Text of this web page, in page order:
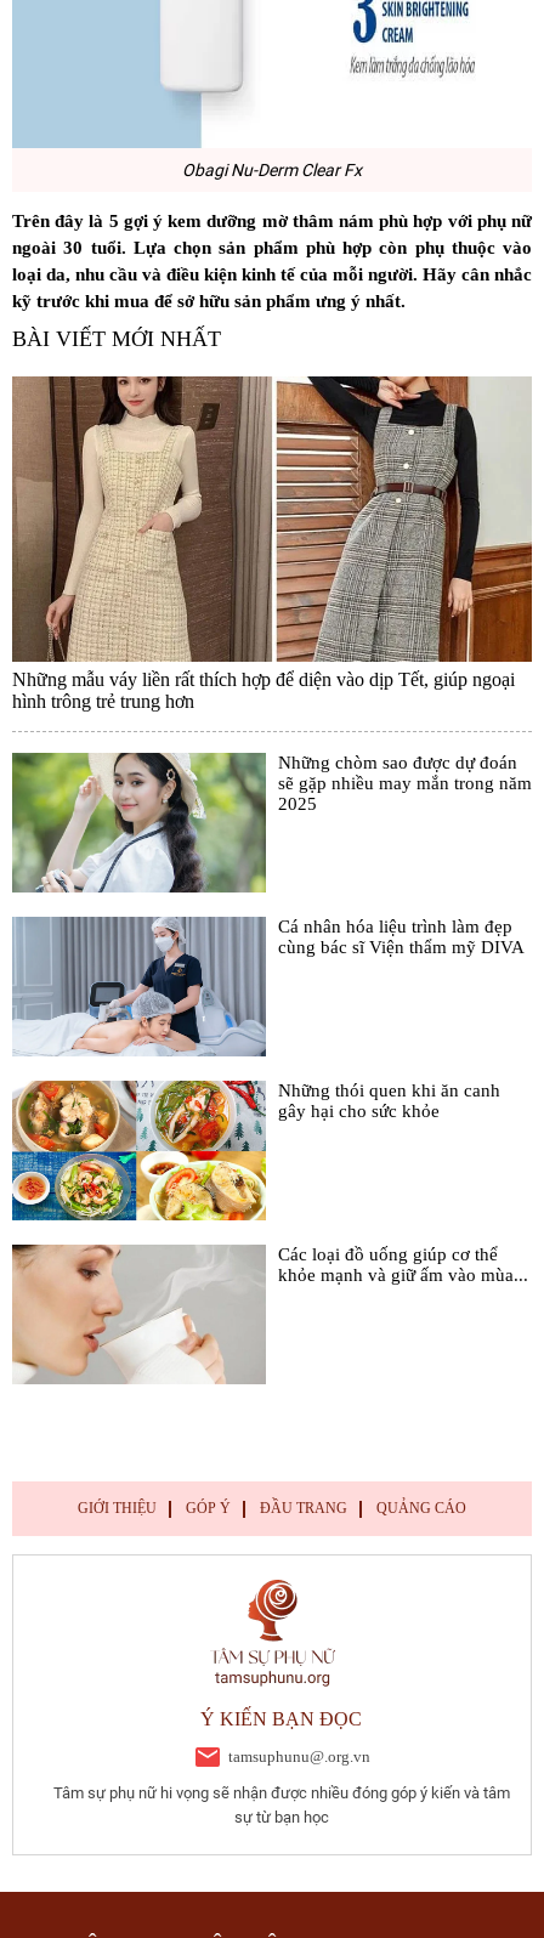
Obagi Nu-Derm Clear Fx
Trên đây là 5 gợi ý kem dưỡng mờ thâm nám phù hợp với phụ nữ
ngoài 30 tuổi. Lựa chọn sản phẩm phù hợp còn phụ thuộc vào
loại da, nhu cầu và điều kiện kinh tế của mỗi người. Hãy cân nhắc
kỹ trước khi mua để sở hữu sản phẩm ưng ý nhất.
BÀI VIẾT MỚI NHẤT
Những mẫu váy liền rất thích hợp để diện vào dịp Tết, giúp ngoại
hình trông trẻ trung hơn
Những chòm sao được dự đoán
sẽ gặp nhiều may mắn trong năm
2025
Cá nhân hóa liệu trình làm đẹp
cùng bác sĩ Viện thẩm mỹ DIVA
Những thói quen khi ăn canh
gây hại cho sức khỏe
Các loại đồ uống giúp cơ thể
khỏe mạnh và giữ ấm vào mùa...
GIỚI THIỆU GÓP Ý ĐẦU TRANG QUẢNG CÁO
Ý KIẾN BẠN ĐỌC
tamsuphunu@.org.vn
Tâm sự phụ nữ hi vọng sẽ nhận được nhiều đóng góp ý kiến và tâm
sự từ bạn học